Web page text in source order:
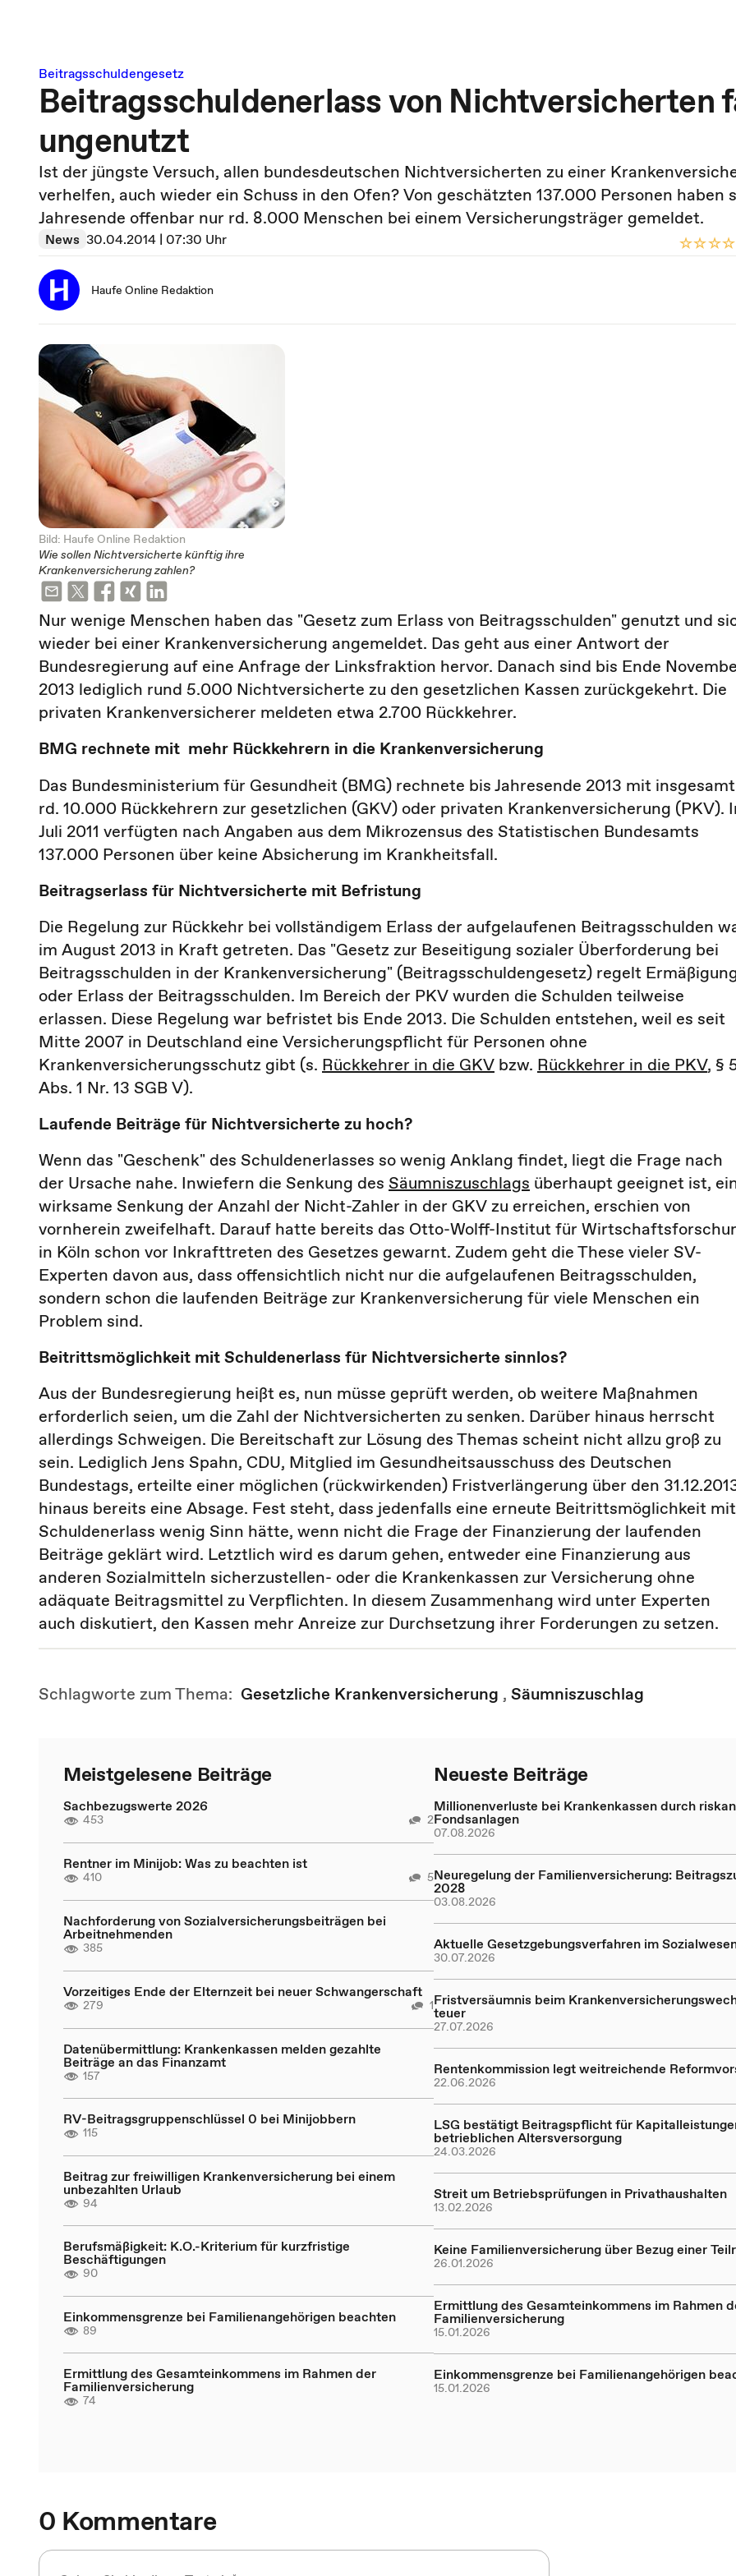
Beitragsschuldengesetz
Beitragsschuldenerlass von Nichtversicherten
ungenutzt
Ist der jüngste Versuch, allen bundesdeutschen Nichtversicherten zu einer
verhelfen, auch wieder ein Schuss in den Ofen? Von geschätzten 137.000 Personen haben
Jahresende offenbar nur rd. 8.000 Menschen bei einem Versicherungsträger gemeldet.
News 30.04.2014 | 07:30 Uhr
Haufe Online Redaktion
Bild: Haufe Online Redaktion
Wie sollen Nichtversicherte künftig ihre
Krankenversicherung zahlen?
Nur wenige Menschen haben das "Gesetz zum Erlass von Beitragsschulden" genutzt und
wieder bei einer Krankenversicherung angemeldet. Das geht aus einer Antwort der
Bundesregierung auf eine Anfrage der Linksfraktion hervor. Danach sind bis Ende
2013 lediglich rund 5.000 Nichtversicherte zu den gesetzlichen Kassen zurückgekehrt. Die
privaten Krankenversicherer meldeten etwa 2.700 Rückkehrer.
BMG rechnete mit mehr Rückkehrern in die Krankenversicherung
Das Bundesministerium für Gesundheit (BMG) rechnete bis Jahresende 2013 mit insgesamt
rd. 10.000 Rückkehrern zur gesetzlichen (GKV) oder privaten Krankenversicherung (PKV).
Juli 2011 verfügten nach Angaben aus dem Mikrozensus des Statistischen Bundesamts
137.000 Personen über keine Absicherung im Krankheitsfall.
Beitragserlass für Nichtversicherte mit Befristung
Die Regelung zur Rückkehr bei vollständigem Erlass der aufgelaufenen Beitragsschulden
im August 2013 in Kraft getreten. Das "Gesetz zur Beseitigung sozialer Überforderung bei
Beitragsschulden in der Krankenversicherung" (Beitragsschuldengesetz) regelt
oder Erlass der Beitragsschulden. Im Bereich der PKV wurden die Schulden teilweise
erlassen. Diese Regelung war befristet bis Ende 2013. Die Schulden entstehen, weil es seit
Mitte 2007 in Deutschland eine Versicherungspflicht für Personen ohne
Krankenversicherungsschutz gibt (s. Rückkehrer in die GKV bzw. Rückkehrer in die PKV, §
Abs. 1 Nr. 13 SGB V).
Laufende Beiträge für Nichtversicherte zu hoch?
Wenn das "Geschenk" des Schuldenerlasses so wenig Anklang findet, liegt die Frage nach
der Ursache nahe. Inwiefern die Senkung des Säumniszuschlags überhaupt geeignet ist,
wirksame Senkung der Anzahl der Nicht-Zahler in der GKV zu erreichen, erschien von
vornherein zweifelhaft. Darauf hatte bereits das Otto-Wolff-Institut für
in Köln schon vor Inkrafttreten des Gesetzes gewarnt. Zudem geht die These vieler SV-
Experten davon aus, dass offensichtlich nicht nur die aufgelaufenen Beitragsschulden,
sondern schon die laufenden Beiträge zur Krankenversicherung für viele Menschen ein
Problem sind.
Beitrittsmöglichkeit mit Schuldenerlass für Nichtversicherte sinnlos?
Aus der Bundesregierung heißt es, nun müsse geprüft werden, ob weitere Maßnahmen
erforderlich seien, um die Zahl der Nichtversicherten zu senken. Darüber hinaus herrscht
allerdings Schweigen. Die Bereitschaft zur Lösung des Themas scheint nicht allzu groß zu
sein. Lediglich Jens Spahn, CDU, Mitglied im Gesundheitsausschuss des Deutschen
Bundestags, erteilte einer möglichen (rückwirkenden) Fristverlängerung über den
hinaus bereits eine Absage. Fest steht, dass jedenfalls eine erneute Beitrittsmöglichkeit mit
Schuldenerlass wenig Sinn hätte, wenn nicht die Frage der Finanzierung der laufenden
Beiträge geklärt wird. Letztlich wird es darum gehen, entweder eine Finanzierung aus
anderen Sozialmitteln sicherzustellen- oder die Krankenkassen zur Versicherung ohne
adäquate Beitragsmittel zu Verpflichten. In diesem Zusammenhang wird unter Experten
auch diskutiert, den Kassen mehr Anreize zur Durchsetzung ihrer Forderungen zu setzen.
Schlagworte zum Thema: Gesetzliche Krankenversicherung , Säumniszuschlag
Meistgelesene Beiträge
Sachbezugswerte 2026
453 2
Rentner im Minijob: Was zu beachten ist
410 5
Nachforderung von Sozialversicherungsbeiträgen bei
Arbeitnehmenden
385
Vorzeitiges Ende der Elternzeit bei neuer Schwangerschaft
279 1
Datenübermittlung: Krankenkassen melden gezahlte
Beiträge an das Finanzamt
157
RV-Beitragsgruppenschlüssel 0 bei Minijobbern
115
Beitrag zur freiwilligen Krankenversicherung bei einem
unbezahlten Urlaub
94
Berufsmäßigkeit: K.O.-Kriterium für kurzfristige
Beschäftigungen
90
Einkommensgrenze bei Familienangehörigen beachten
89
Ermittlung des Gesamteinkommens im Rahmen der
Familienversicherung
74
Neueste Beiträge
Millionenverluste bei Krankenkassen durch
Fondsanlagen
07.08.2026
Neuregelung der Familienversicherung:
2028
03.08.2026
Aktuelle Gesetzgebungsverfahren im
30.07.2026
Fristversäumnis beim
teuer
27.07.2026
Rentenkommission legt weitreichende
22.06.2026
LSG bestätigt Beitragspflicht für
betrieblichen Altersversorgung
24.03.2026
Streit um Betriebsprüfungen in Privathaushalten
13.02.2026
Keine Familienversicherung über Bezug einer
26.01.2026
Ermittlung des Gesamteinkommens im Rahmen
Familienversicherung
15.01.2026
Einkommensgrenze bei Familienangehörigen
15.01.2026
0 Kommentare